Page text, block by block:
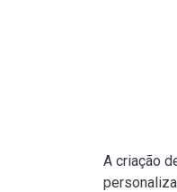
A criação